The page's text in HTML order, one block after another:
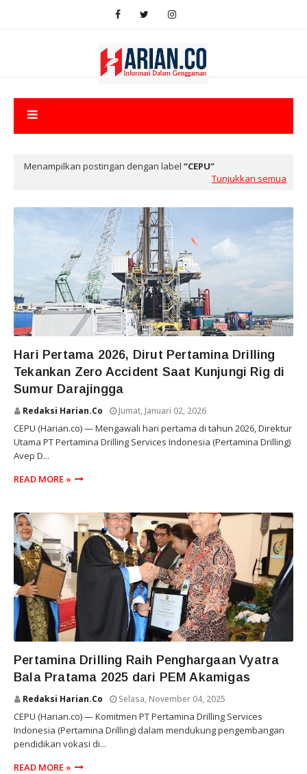
Menampilkan postingan dengan label
CEPU
Tunjukkan semua
Hari Pertama 2026, Dirut Pertamina Drilling
Tekankan Zero Accident Saat Kunjungi Rig di
Sumur Darajingga
Redaksi Harian.co Jumat, Januari 02, 2026
CEPU (Harian.co) — Mengawali hari pertama di tahun 2026, Direktur
Utama PT Pertamina Drilling Services Indonesia (Pertamina Drilling)
Avep D...
READ MORE »
Pertamina Drilling Raih Penghargaan Vyatra
Bala Pratama 2025 dari PEM Akamigas
Redaksi Harian.co Selasa, November 04, 2025
CEPU (Harian.co) — Komitmen PT Pertamina Drilling Services
Indonesia (Pertamina Drilling) dalam mendukung pengembangan
pendidikan vokasi di...
READ MORE »